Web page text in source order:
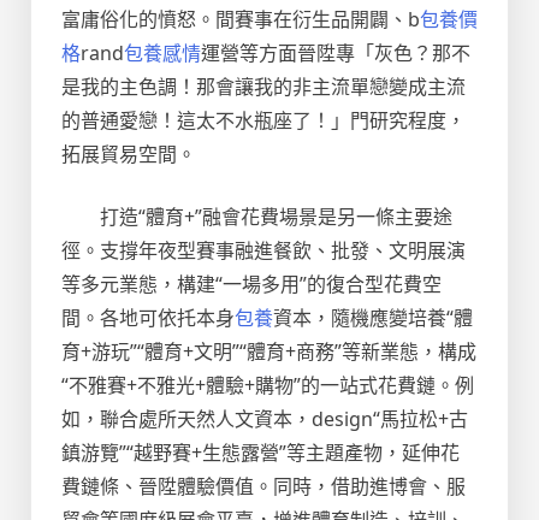
富庸俗化的憤怒。間賽事在衍生品開闢、b包養價
格rand包養感情運營等方面晉陞專「灰色？那不
是我的主色調！那會讓我的非主流單戀變成主流
的普通愛戀！這太不水瓶座了！」門研究程度，
拓展貿易空間。
打造“體育+”融會花費場景是另一條主要途
徑。支撐年夜型賽事融進餐飲、批發、文明展演
等多元業態，構建“一場多用”的復合型花費空
間。各地可依托本身包養資本，隨機應變培養“體
育+游玩”“體育+文明”“體育+商務”等新業態，構成
“不雅賽+不雅光+體驗+購物”的一站式花費鏈。例
如，聯合處所天然人文資本，design“馬拉松+古
鎮游覽”“越野賽+生態露營”等主題產物，延伸花
費鏈條、晉陞體驗價值。同時，借助進博會、服